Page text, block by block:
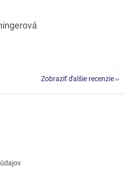
je 5 z 5 hviezdičiek.
Zobraziť ďalšie recenzie